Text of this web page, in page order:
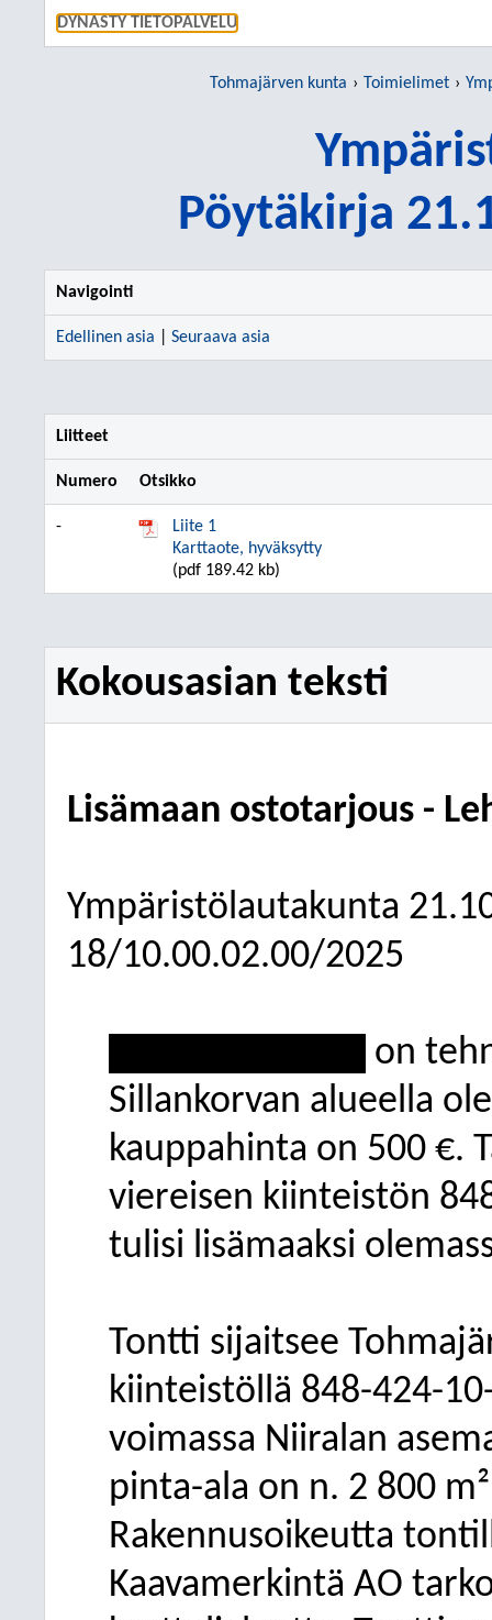
DYNASTY TIETOPALVELU
Tohmajärven kunta Toimielimet
Pöytäkirja
Navigointi
Edellinen asia Seuraava asia
Liitteet
Numero Otsikko
-
Liite 1
Karttaote, hyväksytty
(pdf 189.42 kb)
Kokousasian teksti
Lisämaan ostotarjous -
Ympäristölautakunta
18/10.00.02.00/2025
on
Sillankorvan alueella
kauppahinta on 500 €.
viereisen kiinteistön
tulisi lisämaaksi
Tontti sijaitsee
kiinteistöllä 848-424-
voimassa Niiralan
pinta-ala on n. 2 800
Rakennusoikeutta
Kaavamerkintä AO